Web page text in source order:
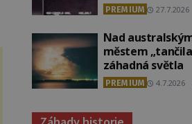
PREMIUM 27.7.2026
Nad
městem
záhadná světla
PREMIUM 4.7.2026